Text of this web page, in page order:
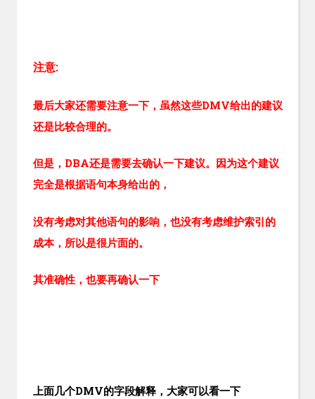
注意:
最后大家还需要注意一下，虽然这些DMV给出的建议
还是比较合理的。
但是，DBA还是需要去确认一下建议。因为这个建议
完全是根据语句本身给出的，
没有考虑对其他语句的影响，也没有考虑维护索引的
成本，所以是很片面的。
其准确性，也要再确认一下
上面几个DMV的字段解释，大家可以看一下